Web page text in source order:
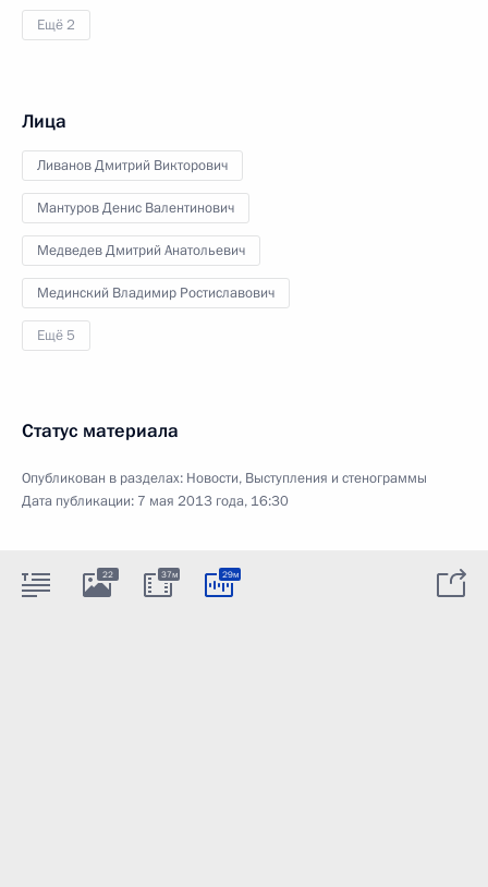
Ещё 2
Лица
Ливанов Дмитрий Викторович
Мантуров Денис Валентинович
Медведев Дмитрий Анатольевич
Мединский Владимир Ростиславович
Ещё 5
Статус материала
Опубликован в разделах: Новости, Выступления и стенограммы
Дата публикации: 7 мая 2013 года, 16:30
22 37м 29м